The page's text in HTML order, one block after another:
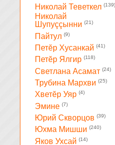
Николай Теветкел (139)
Николай
Шупуççынни (21)
Пайтул (9)
Петĕр Хусанкай (41)
Петĕр Ялгир (118)
Светлана Асамат (24)
Трубина Мархви (25)
Хветĕр Уяр (4)
Эмине (7)
Юрий Скворцов (39)
Юхма Мишши (240)
Яков Ухсай (14)